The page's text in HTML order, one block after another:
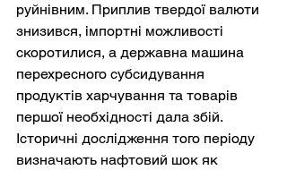
руйнівним. Приплив твердої валюти
знизився, імпортні можливості
скоротилися, а державна машина
перехресного субсидування
продуктів харчування та товарів
першої необхідності дала збій.
Історичні дослідження того періоду
визначають нафтовий шок як